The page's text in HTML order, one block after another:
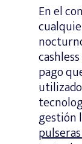
En el
pago
gestión